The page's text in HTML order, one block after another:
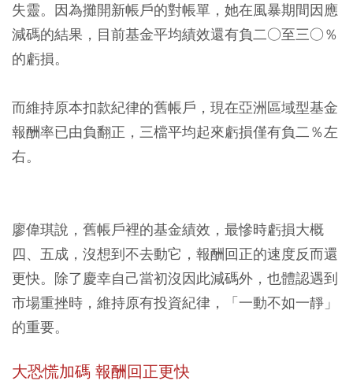
失靈。因為攤開新帳戶的對帳單，她在風暴期間因應
減碼的結果，目前基金平均績效還有負二○至三○％
的虧損。
而維持原本扣款紀律的舊帳戶，現在亞洲區域型基金
報酬率已由負翻正，三檔平均起來虧損僅有負二％左
右。
廖偉琪說，舊帳戶裡的基金績效，最慘時虧損大概
四、五成，沒想到不去動它，報酬回正的速度反而還
更快。除了慶幸自己當初沒因此減碼外，也體認遇到
市場重挫時，維持原有投資紀律，「一動不如一靜」
的重要。
大恐慌加碼 報酬回正更快